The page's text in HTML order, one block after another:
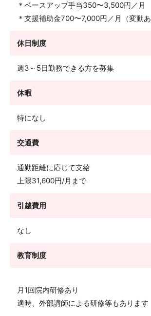
＊ベースアップ手当350〜3,500円／月
＊支援補助金700〜7,000円／月（変動あ
休日制度
週3～5日勤務できる方を募集
休暇
特になし
交通費
通勤距離に応じて支給
上限31,600円/月まで
引越費用
なし
教育制度
月1回院内研修あり
適時、外部講師による研修等もあります